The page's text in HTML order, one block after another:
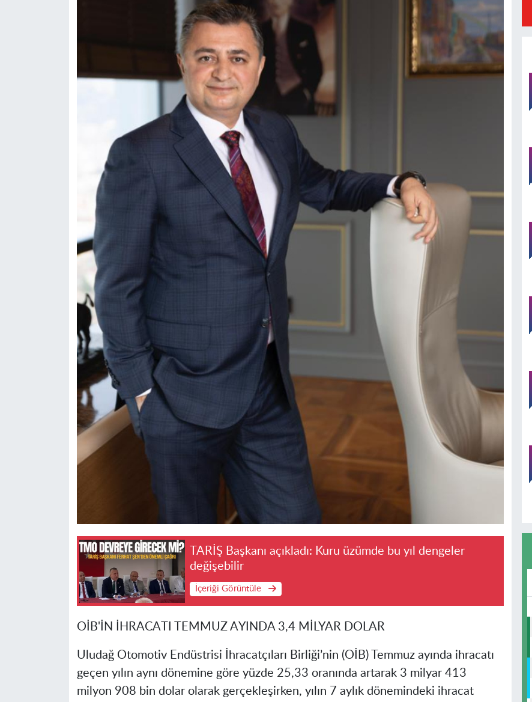
TARİŞ Başkanı açıkladı: Kuru üzümde bu yıl dengeler
değişebilir
İçeriği Görüntüle
OİB'İN İHRACATI TEMMUZ AYINDA 3,4 MİLYAR DOLAR
Uludağ Otomotiv Endüstrisi İhracatçıları Birliği’nin (OİB) Temmuz ayında ihracatı
geçen yılın aynı dönemine göre yüzde 25,33 oranında artarak 3 milyar 413
milyon 908 bin dolar olarak gerçekleşirken, yılın 7 aylık dönemindeki ihracat